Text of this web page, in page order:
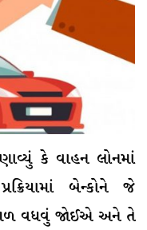
કે વાહન લોનમાં
બેન્કોને જે
વધવું જોઈએ અને તે